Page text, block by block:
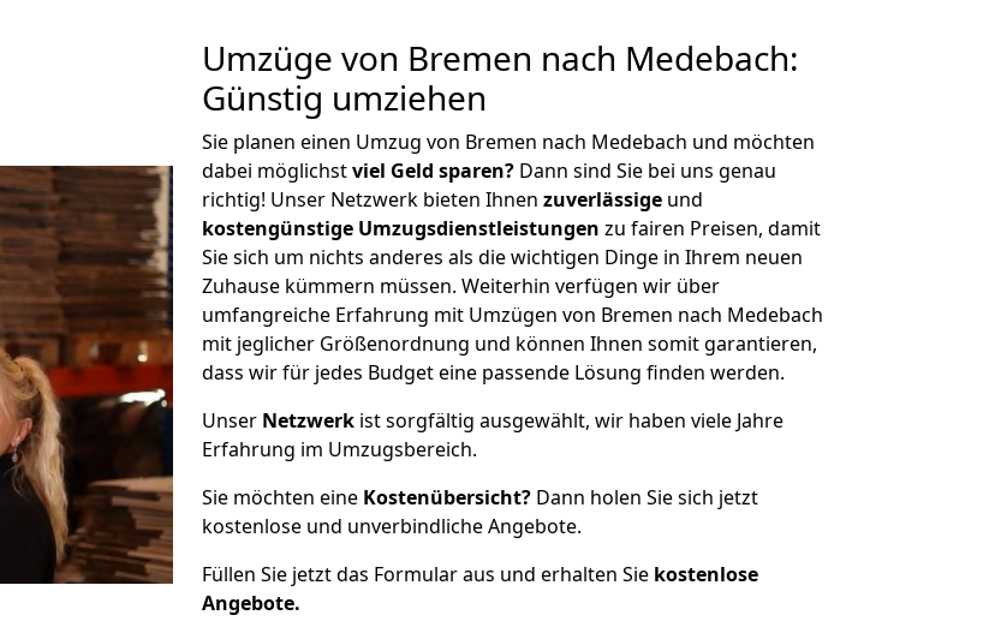
Umzüge von Bremen nach Medebach:
Günstig umziehen
Sie planen einen Umzug von Bremen nach Medebach und möchten
dabei möglichstviel Geld sparen? Dann sind Sie bei uns genau
richtig! Unser Netzwerk bieten Ihnen zuverlässige und
kostengünstige Umzugsdienstleistungen zu fairen Preisen, damit
Sie sich um nichts anderes als die wichtigen Dinge in Ihrem neuen
Zuhause kümmern müssen. Weiterhin verfügen wir über
umfangreiche Erfahrung mit Umzügen von Bremen nach Medebach
mit jeglicher Größenordnung und können Ihnen somit garantieren,
dass wir für jedes Budget eine passende Lösung finden werden.
Unser Netzwerk ist sorgfältig ausgewählt, wir haben viele Jahre
Erfahrung im Umzugsbereich.
Sie möchten eine Kostenübersicht? Dann holen Sie sich jetzt
kostenlose und unverbindliche Angebote.
Füllen Sie jetzt das Formular aus und erhalten Sie kostenlose
Angebote.